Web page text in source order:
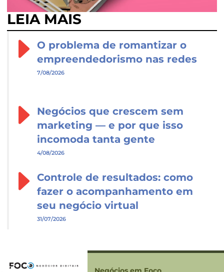
LEIA MAIS
O problema de romantizar o
empreendedorismo nas redes
7/08/2026
Negócios que crescem sem
marketing — e por que isso
incomoda tanta gente
4/08/2026
Controle de resultados: como
fazer o acompanhamento em
seu negócio virtual
31/07/2026